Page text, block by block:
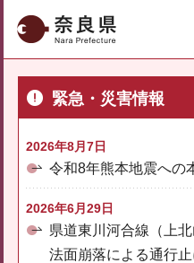
奈良県
緊急・災害情報
2026年8月7日
令和8年熊本地震への
2026年6月29日
県道東川河合線（上
法面崩落による通行